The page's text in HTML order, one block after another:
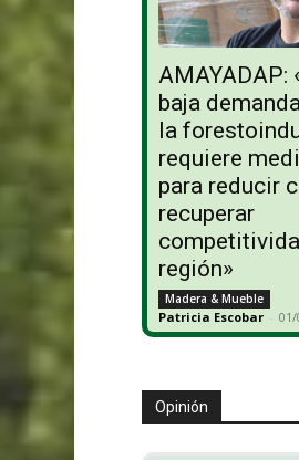
AMAYADAP:
baja
la
requiere
para reducir
recuperar
región»
Madera & Mueble
Patricia Escobar - 01/
Opinión